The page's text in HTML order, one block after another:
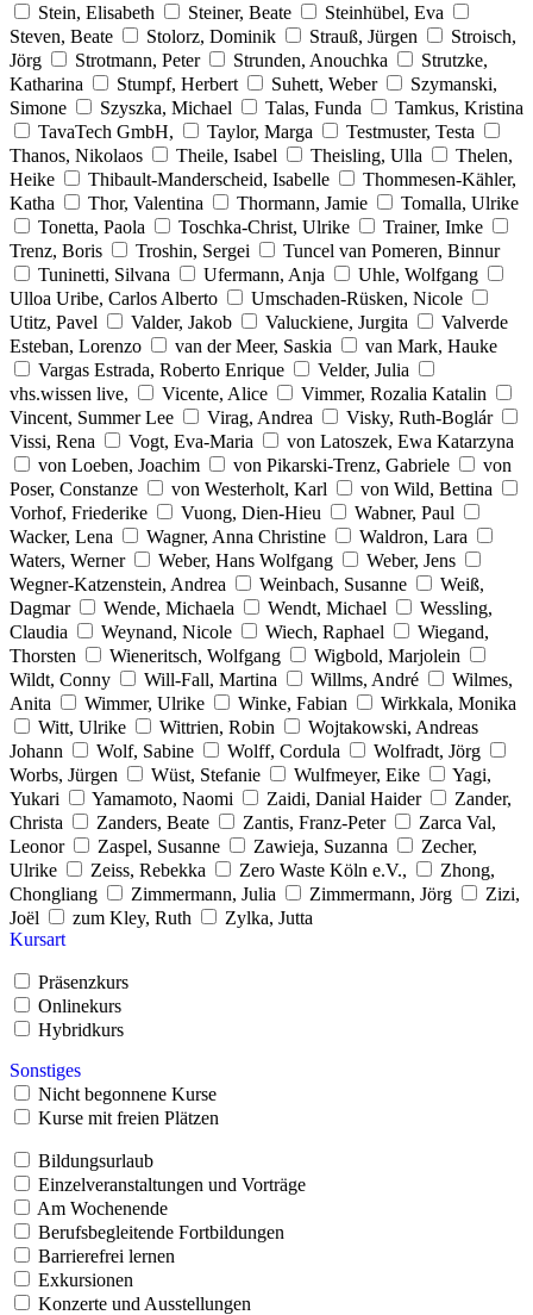
Stein, Elisabeth
Steiner, Beate
Steinhübel, Eva
Steven, Beate
Stolorz, Dominik Strauß, Jürgen
Stroisch,
Jörg
Strotmann, Peter Strunden, Anouchka
Strutzke,
Katharina
Stumpf, Herbert Suhett, Weber
Szymanski,
Simone
Szyszka, Michael Talas, Funda
Tamkus, Kristina
TavaTech GmbH,
Taylor, Marga
Testmuster, Testa
Thanos, Nikolaos
Theile, Isabel Theisling, Ulla
Thelen,
Heike
Thibault-Manderscheid, Isabelle
Thommesen-Kähler,
Katha
Thor, Valentina Thormann, Jamie
Tomalla, Ulrike
Tonetta, Paola
Toschka-Christ, Ulrike
Trainer, Imke
Trenz, Boris
Troshin, Sergei
Tuncel van Pomeren, Binnur
Tuninetti, Silvana
Ufermann, Anja
Uhle, Wolfgang
Ulloa Uribe, Carlos Alberto
Umschaden-Rüsken, Nicole
Utitz, Pavel
Valder, Jakob Valuckiene, Jurgita
Valverde
Esteban, Lorenzo
van der Meer, Saskia
van Mark, Hauke
Vargas Estrada, Roberto Enrique
Velder, Julia
vhs.wissen live,
Vicente, Alice
Vimmer, Rozalia Katalin
Vincent, Summer Lee
Virag, Andrea
Visky, Ruth-Boglár
Vissi, Rena
Vogt, Eva-Maria
von Latoszek, Ewa Katarzyna
von Loeben, Joachim
von Pikarski-Trenz, Gabriele
von
Poser, Constanze
von Westerholt, Karl
von Wild, Bettina
Vorhof, Friederike
Vuong, Dien-Hieu
Wabner, Paul
Wacker, Lena
Wagner, Anna Christine
Waldron, Lara
Waters, Werner
Weber, Hans Wolfgang
Weber, Jens
Wegner-Katzenstein, Andrea
Weinbach, Susanne
Weiß,
Dagmar
Wende, Michaela Wendt, Michael
Wessling,
Claudia
Weynand, Nicole Wiech, Raphael
Wiegand,
Thorsten
Wieneritsch, Wolfgang
Wigbold, Marjolein
Wildt, Conny
Will-Fall, Martina Willms, André
Wilmes,
Anita
Wimmer, Ulrike Winke, Fabian
Wirkkala, Monika
Witt, Ulrike
Wittrien, Robin
Wojtakowski, Andreas
Johann
Wolf, Sabine Wolff, Cordula
Wolfradt, Jörg
Worbs, Jürgen
Wüst, Stefanie Wulfmeyer, Eike
Yagi,
Yukari
Yamamoto, Naomi Zaidi, Danial Haider
Zander,
Christa
Zanders, Beate Zantis, Franz-Peter
Zarca Val,
Leonor
Zaspel, Susanne Zawieja, Suzanna
Zecher,
Ulrike
Zeiss, Rebekka Zero Waste Köln e.V.,
Zhong,
Chongliang
Zimmermann, Julia Zimmermann, Jörg
Zizi,
Joël
zum Kley, Ruth
Zylka, Jutta
Kursart
Präsenzkurs
Onlinekurs
Hybridkurs
Sonstiges
Nicht begonnene Kurse
Kurse mit freien Plätzen
Bildungsurlaub
Einzelveranstaltungen und Vorträge
Am Wochenende
Berufsbegleitende Fortbildungen
Barrierefrei lernen
Exkursionen
Konzerte und Ausstellungen